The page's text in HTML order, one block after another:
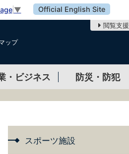
▼ Official English Site
閲覧支援
ップ
・ビジネス 防災・防犯
スポーツ施設